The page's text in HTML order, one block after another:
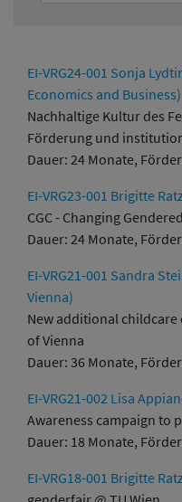
EI-VRG24-001 Sonja
Economics and Business)
Nachhaltige Kultur des
Förderung und
Dauer: 24 Monate,
EI-VRG23-001 Brigitte
CGC - Changing
Dauer: 24 Monate,
EI-VRG21-001 Sandra
Vienna)
New additional
of Vienna
Dauer: 36 Monate,
EI-VRG21-002 Lisa
Awareness campaign to
Dauer: 18 Monate,
EI-VRG18-001 Brigitte